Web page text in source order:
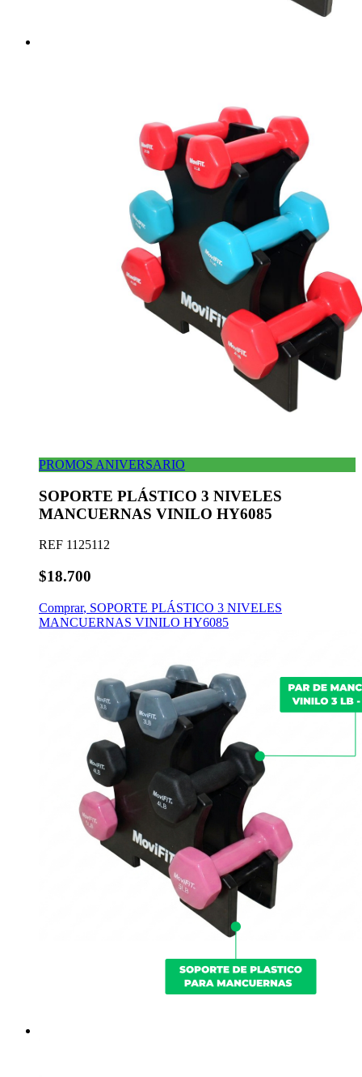
PROMOS ANIVERSARIO
SOPORTE PLÁSTICO 3 NIVELES
MANCUERNAS VINILO HY6085
REF 1125112
$18.700
Comprar, SOPORTE PLÁSTICO 3 NIVELES
MANCUERNAS VINILO HY6085